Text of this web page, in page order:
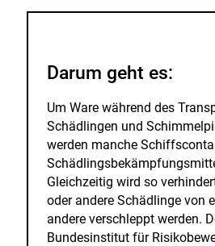
hinzufügen.
Darum geht es:
Um Ware während des
Schädlingen und
werden manche
Gleichzeitig wird so
oder andere Schädlinge von
andere verschleppt werden.
Bundesinstitut für